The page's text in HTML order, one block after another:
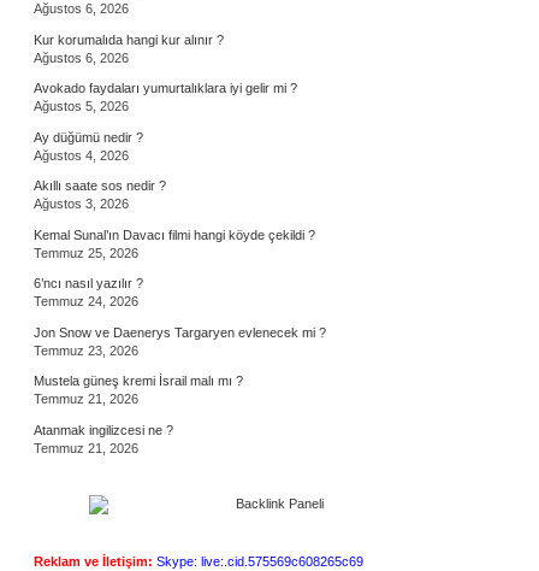
Ağustos 6, 2026
Kur korumalıda hangi kur alınır ?
Ağustos 6, 2026
Avokado faydaları yumurtalıklara iyi gelir mi ?
Ağustos 5, 2026
Ay düğümü nedir ?
Ağustos 4, 2026
Akıllı saate sos nedir ?
Ağustos 3, 2026
Kemal Sunal’ın Davacı filmi hangi köyde çekildi ?
Temmuz 25, 2026
6’ncı nasıl yazılır ?
Temmuz 24, 2026
Jon Snow ve Daenerys Targaryen evlenecek mi ?
Temmuz 23, 2026
Mustela güneş kremi İsrail malı mı ?
Temmuz 21, 2026
Atanmak ingilizcesi ne ?
Temmuz 21, 2026
Reklam ve İletişim: Skype: live:.cid.575569c608265c69